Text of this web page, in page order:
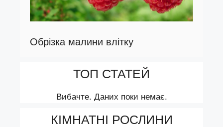
Обрізка малини влітку
ТОП СТАТЕЙ
Вибачте. Даних поки немає.
КІМНАТНІ РОСЛИНИ